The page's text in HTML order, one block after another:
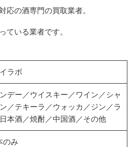
応の酒専門の買取業者。
ている業者です。
ラボ
デー／ウイスキー／ワイン／シャ
／テキーラ／ウォッカ／ジン／ラ
本酒／焼酎／中国酒／その他
のみ